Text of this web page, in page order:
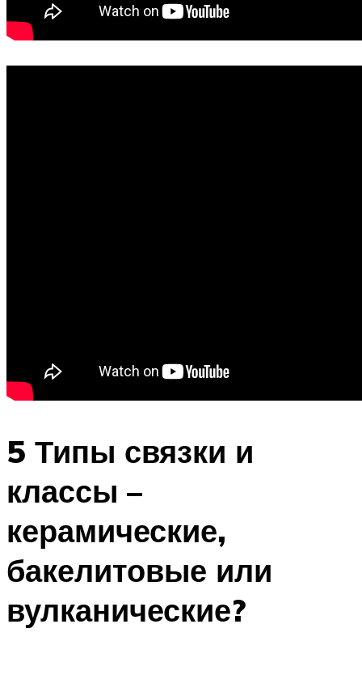
5 Типы связки и
классы –
керамические,
бакелитовые или
вулканические?